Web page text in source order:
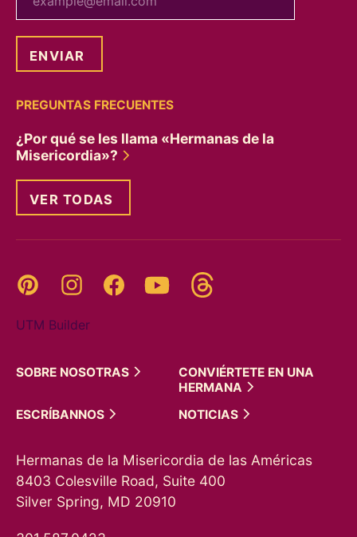
PREGUNTAS FRECUENTES
¿Por qué se les llama «Hermanas de la
Misericordia»?
VER TODAS
Pinterest InstagramFacebookYouTube
UTM Builder
SOBRE NOSOTRAS
CONVIÉRTETE EN UNA
HERMANA
ESCRÍBANNOS
NOTICIAS
Hermanas de la Misericordia de las Américas
8403 Colesville Road, Suite 400
Silver Spring, MD 20910